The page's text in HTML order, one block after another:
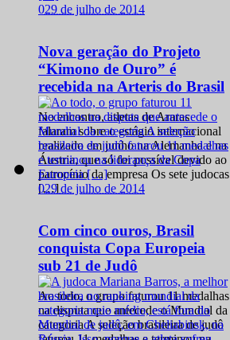
029 de julho de 2014
Nova geração do Projeto
“Kimono de Ouro” é
recebida na Arteris do Brasil
No encontro, atletas de Araras
falaram sobre o estágio internacional
realizado em junho na Alemanha e na
Áustria, que só foi possível devido ao
patrocínio da empresa Os sete judocas
[…]
029 de julho de 2014
Com cinco ouros, Brasil
conquista Copa Europeia
sub 21 de Judô
Ao todo, o grupo faturou 11 medalhas
na disputa que antecede o Mundial da
categoria A seleção brasileira de judô